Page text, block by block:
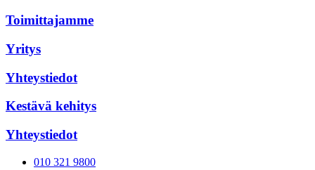
Toimittajamme
Yritys
Yhteystiedot
Kestävä kehitys
Yhteystiedot
010 321 9800